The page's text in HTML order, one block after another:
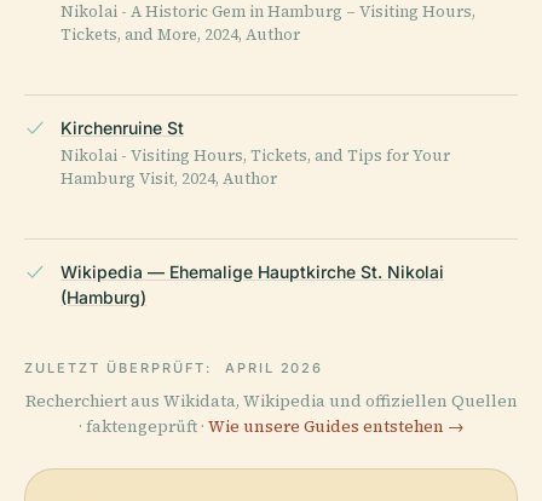
Nikolai - A Historic Gem in Hamburg – Visiting Hours,
Tickets, and More, 2024, Author
Kirchenruine St
Nikolai - Visiting Hours, Tickets, and Tips for Your
Hamburg Visit, 2024, Author
Wikipedia — Ehemalige Hauptkirche St. Nikolai
(Hamburg)
ZULETZT ÜBERPRÜFT: APRIL 2026
Recherchiert aus Wikidata, Wikipedia und offiziellen Quellen
· faktengeprüft · Wie unsere Guides entstehen →